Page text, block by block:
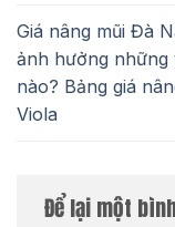
Giá nâng mũi Đà
ảnh hưởng những
nào? Bảng giá
Viola
Để lại một